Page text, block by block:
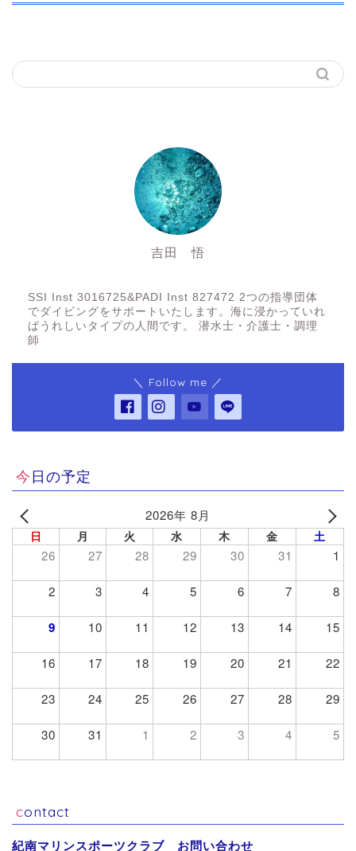
吉田 悟
SSI Inst 3016725&PADI Inst 827472 2つの指導団体
でダイビングをサポートいたします。海に浸かっていれ
ばうれしいタイプの人間です。 潜水士・介護士・調理
師
＼ Follow me ／
今日の予定
2026年 8月
日 月 火 水 木 金 土
26 27 28 29 30 31 1
2 3 4 5 6 7 8
9 10 11 12 13 14 15
16 17 18 19 20 21 22
23 24 25 26 27 28 29
30 31 1 2 3 4 5
contact
紀南マリンスポーツクラブ お問い合わせ